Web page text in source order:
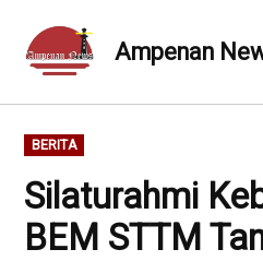
content
Ampenan
POSTED
IN
BERITA
Silaturahmi
BEM STTM